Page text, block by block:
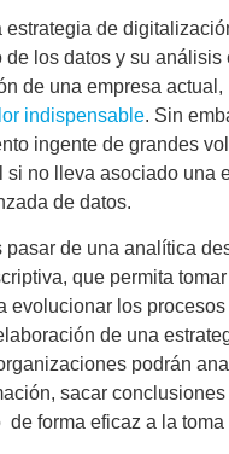
estrategia de
de los datos y su análisis
de una empresa actual,
indispensable. Sin
ingente de grandes
no lleva asociado una
de datos.
pasar de una analítica
, que permita
evolucionar los
de una
podrán
sacar
de forma eficaz a la